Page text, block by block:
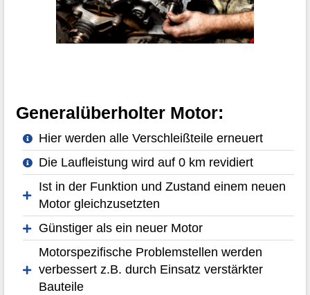
Generalüberholter Motor:
Hier werden alle Verschleißteile erneuert
Die Laufleistung wird auf 0 km revidiert
Ist in der Funktion und Zustand einem neuen
Motor gleichzusetzten
Günstiger als ein neuer Motor
Motorspezifische Problemstellen werden
verbessert z.B. durch Einsatz verstärkter
Bauteile